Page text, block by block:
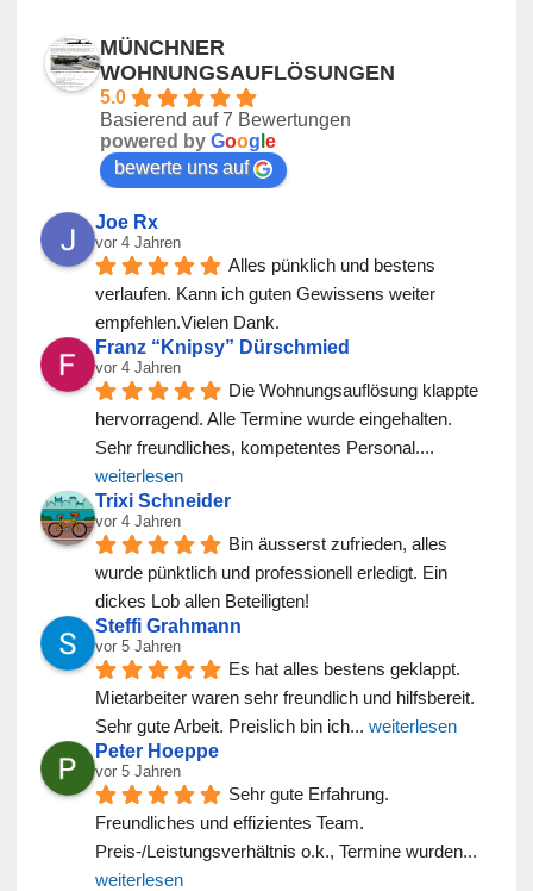
MÜNCHNER
WOHNUNGSAUFLÖSUNGEN
5.0
Basierend auf 7 Bewertungen
powered by Goog e
bewerte uns auf
Joe Rx
vor 4 Jahren
Alles pünklich und bestens
verlaufen. Kann ich guten Gewissens weiter
empfehlen.Vielen Dank.
Franz “Knipsy” Dürschmied
vor 4 Jahren
Die Wohnungsauflösung klappte
hervorragend. Alle Termine wurde eingehalten.
Sehr freundliches, kompetentes Personal.
weiterlesen
Trixi Schneider
vor 4 Jahren
Bin äusserst zufrieden, alles
wurde pünktlich und professionell erledigt. Ein
dickes Lob allen Beteiligten!
Steffi Grahmann
vor 5 Jahren
Es hat alles bestens geklappt.
Mietarbeiter waren sehr freundlich und hilfsbereit.
Sehr gute Arbeit. Preislich bin ich... weiterlesen
Peter Hoeppe
vor 5 Jahren
Sehr gute Erfahrung.
Freundliches und effizientes Team.
Preis-/Leistungsverhältnis o.k., Termine wurden
weiterlesen